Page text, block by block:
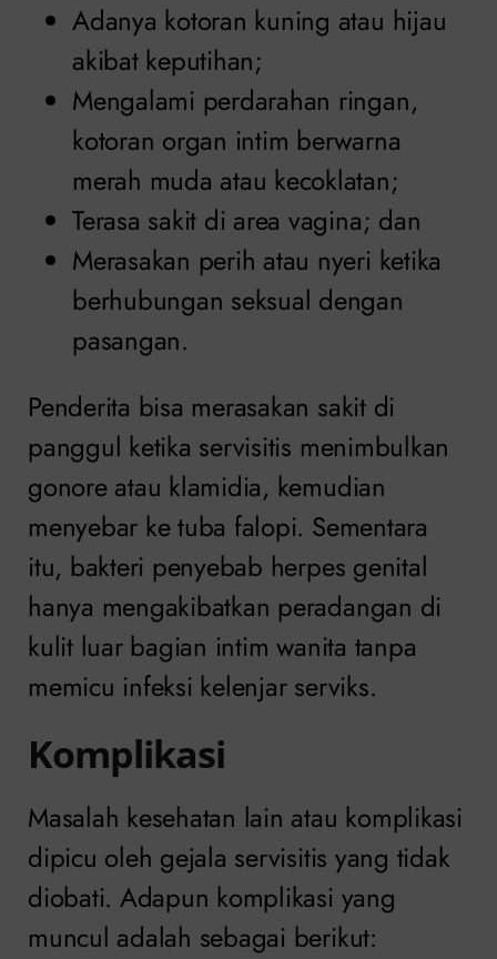
Adanya kotoran kuning atau hijau
akibat keputihan;
Mengalami perdarahan ringan,
kotoran organ intim berwarna
merah muda atau kecoklatan;
Terasa sakit di area vagina; dan
Merasakan perih atau nyeri ketika
berhubungan seksual dengan
pasangan.
Penderita bisa merasakan sakit di
panggul ketika servisitis menimbulkan
gonore atau klamidia, kemudian
menyebar ke tuba falopi. Sementara
itu, bakteri penyebab herpes genital
hanya mengakibatkan peradangan di
kulit luar bagian intim wanita tanpa
memicu infeksi kelenjar serviks.
Komplikasi
Masalah kesehatan lain atau komplikasi
dipicu oleh gejala servisitis yang tidak
diobati. Adapun komplikasi yang
muncul adalah sebagai berikut: